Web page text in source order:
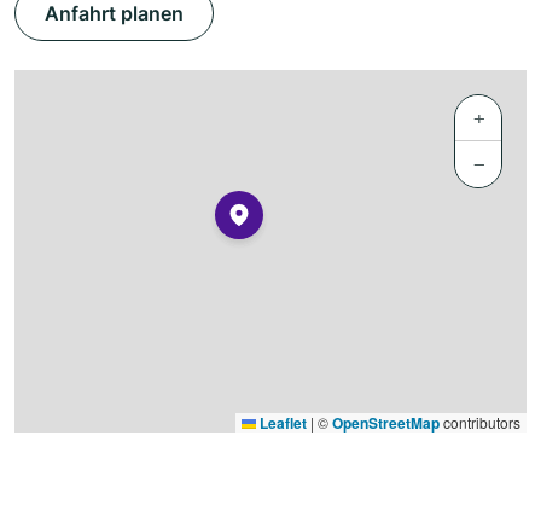
Anfahrt planen
+
−
Leaflet | ©OpenStreetMapcontributors